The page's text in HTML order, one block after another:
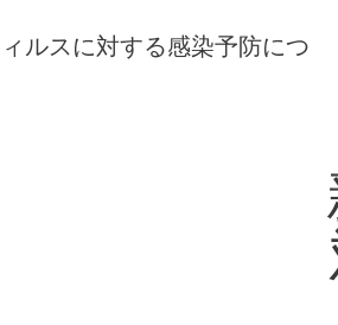
ルスに対する感染予防につ